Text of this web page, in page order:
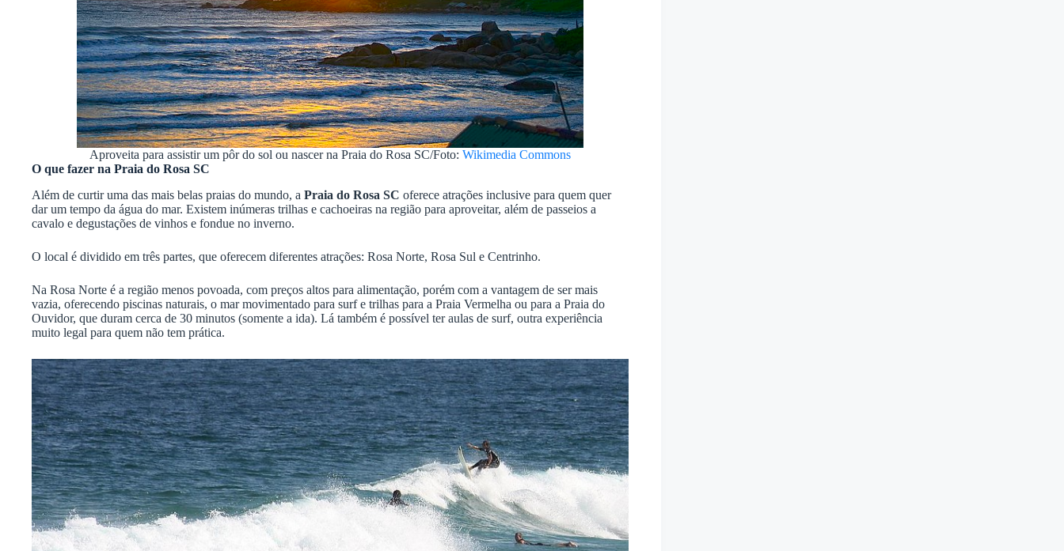
Aproveita para assistir um pôr do sol ou nascer na Praia do Rosa SC/Foto:Wikimedia Commons
O que fazer na Praia do Rosa SC
Além de curtir uma das mais belas praias do mundo, a Praia do Rosa SC oferece atrações inclusive para quem quer
dar um tempo da água do mar. Existem inúmeras trilhas e cachoeiras na região para aproveitar, além de passeios a
cavalo e degustações de vinhos e fondue no inverno.
O local é dividido em três partes, que oferecem diferentes atrações: Rosa Norte, Rosa Sul e Centrinho.
Na Rosa Norte é a região menos povoada, com preços altos para alimentação, porém com a vantagem de ser mais
vazia, oferecendo piscinas naturais, o mar movimentado para surf e trilhas para a Praia Vermelha ou para a Praia do
Ouvidor, que duram cerca de 30 minutos (somente a ida). Lá também é possível ter aulas de surf, outra experiência
muito legal para quem não tem prática.